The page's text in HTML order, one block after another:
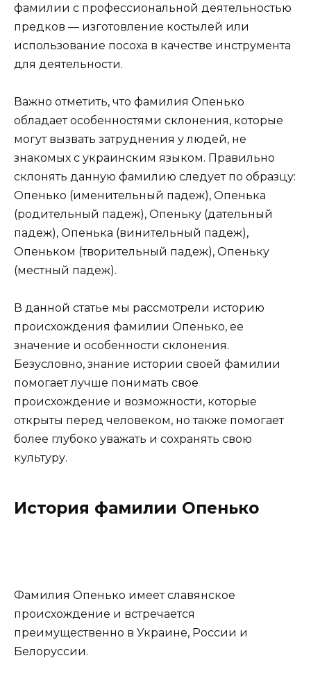
фамилии с профессиональной деятельностью
предков — изготовление костылей или
использование посоха в качестве инструмента
для деятельности.
Важно отметить, что фамилия Опенько
обладает особенностями склонения, которые
могут вызвать затруднения у людей, не
знакомых с украинским языком. Правильно
склонять данную фамилию следует по образцу:
Опенько (именительный падеж), Опенька
(родительный падеж), Опеньку (дательный
падеж), Опенька (винительный падеж),
Опеньком (творительный падеж), Опеньку
(местный падеж).
В данной статье мы рассмотрели историю
происхождения фамилии Опенько, ее
значение и особенности склонения.
Безусловно, знание истории своей фамилии
помогает лучше понимать свое
происхождение и возможности, которые
открыты перед человеком, но также помогает
более глубоко уважать и сохранять свою
культуру.
История фамилии Опенько
Фамилия Опенько имеет славянское
происхождение и встречается
преимущественно в Украине, России и
Белоруссии.